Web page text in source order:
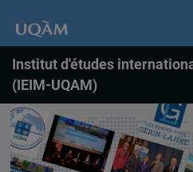
Institut d'études
(IEIM-UQAM)